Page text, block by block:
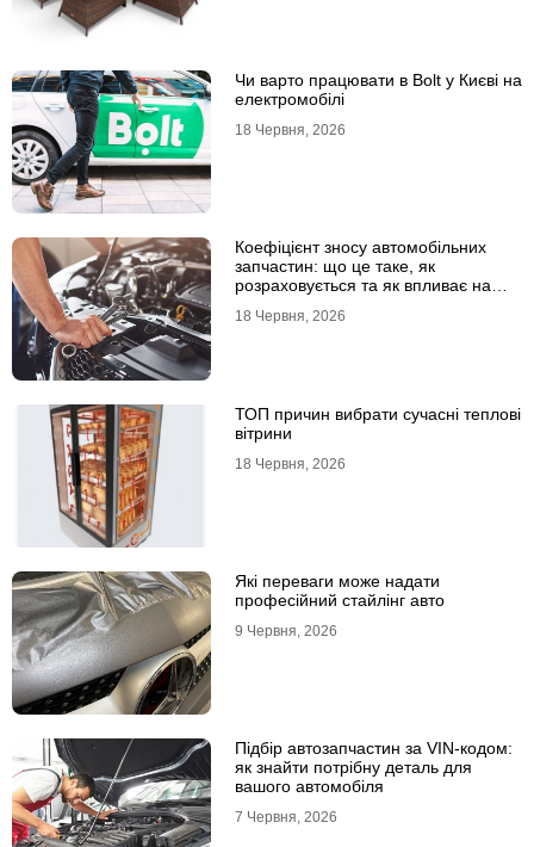
Чи варто працювати в Bolt у Києві на
електромобілі
18 Червня, 2026
Коефіцієнт зносу автомобільних
запчастин: що це таке, як
розраховується та як впливає на
18 Червня, 2026
ТОП причин вибрати сучасні теплові
вітрини
18 Червня, 2026
Які переваги може надати
професійний стайлінг авто
9 Червня, 2026
Підбір автозапчастин за VIN-кодом:
як знайти потрібну деталь для
вашого автомобіля
7 Червня, 2026